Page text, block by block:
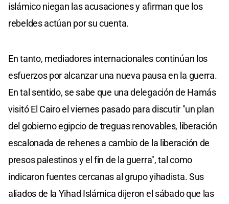
islámico niegan las acusaciones y afirman que los
rebeldes actúan por su cuenta.
En tanto, mediadores internacionales continúan los
esfuerzos por alcanzar una nueva pausa en la guerra.
En tal sentido, se sabe que una delegación de Hamás
visitó El Cairo el viernes pasado para discutir "un plan
del gobierno egipcio de treguas renovables, liberación
escalonada de rehenes a cambio de la liberación de
presos palestinos y el fin de la guerra", tal como
indicaron fuentes cercanas al grupo yihadista. Sus
aliados de la Yihad Islámica dijeron el sábado que las